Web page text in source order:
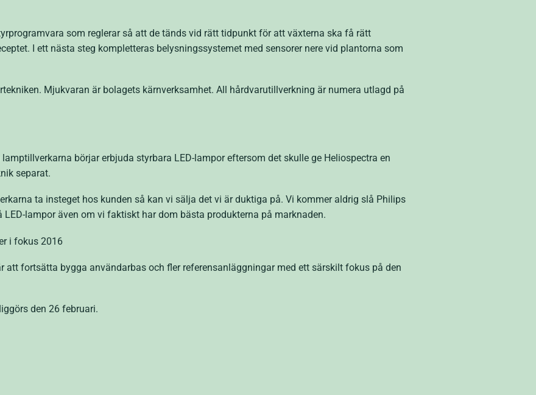
som reglerar så att de tänds vid rätt tidpunkt för att växterna ska få rätt
I ett nästa steg kompletteras belysningssystemet med sensorer nere vid plantorna som
Mjukvaran är bolagets kärnverksamhet. All hårdvarutillverkning är numera utlagd på
börjar erbjuda styrbara LED-lampor eftersom det skulle ge Heliospectra en
separat.
ta insteget hos kunden så kan vi sälja det vi är duktiga på. Vi kommer aldrig slå Philips
lampor även om vi faktiskt har dom bästa produkterna på marknaden.
i fokus 2016
att fortsätta bygga användarbas och fler referensanläggningar med ett särskilt fokus på den
den 26 februari.